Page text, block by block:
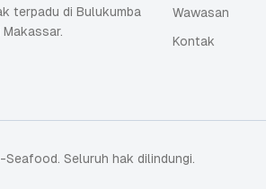
terpadu di Bulukumba
Wawasan
Kontak
Seluruh hak dilindungi.